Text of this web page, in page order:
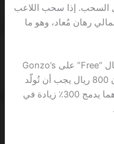
الرهان 30 مرة قبل السحب. إذا سحب اللاعب
على 150 ريال كإجمالي رهان مُعاد، وهو ما
مقارنةً بـ 888casino التي تعطي 20 ريال “Free” على Gonzo’s
Quest، تشترط مضاعفة 40 مرة، أي أن 800 ريال يجب أن تُولّد
قبل أن تُرفع أي ربح. الفارق واضح: أحدهما يدمج 300٪ زيادة في